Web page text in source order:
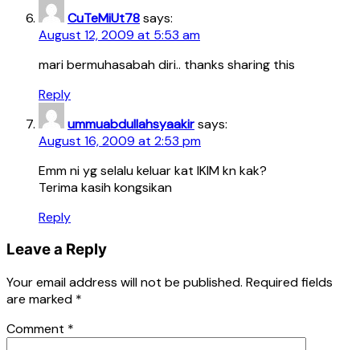
CuTeMiUt78says:
August 12, 2009 at 5:53 am
mari bermuhasabah diri.. thanks sharing this
Reply
ummuabdullahsyaakirsays:
August 16, 2009 at 2:53 pm
Emm ni yg selalu keluar kat IKIM kn kak?
Terima kasih kongsikan
Reply
Leave a Reply
Your email address will not be published. Required fields
are marked *
Comment *